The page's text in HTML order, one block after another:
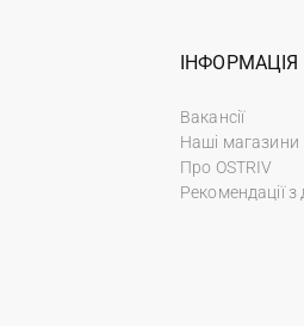
ІНФОРМАЦІЯ
Вакансії
Наші магазини
Про OSTRIV
Рекомендації з